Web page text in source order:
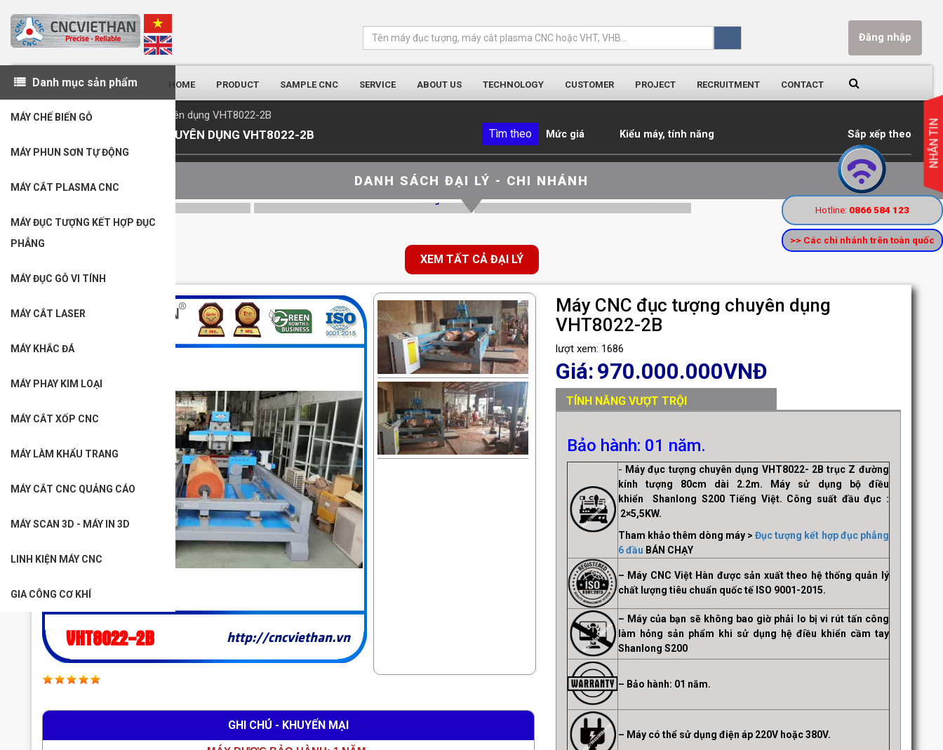
main
content
Đăng nhập
Danh mục sản phẩm
MÁY CHẾ BIẾN GỖ
MÁY PHUN SƠN TỰ ĐỘNG
MÁY CẮT PLASMA CNC
MÁY ĐỤC TƯỢNG KẾT HỢP ĐỤC
PHẲNG
MÁY ĐỤC GỖ VI TÍNH
MÁY CẮT LASER
MÁY KHẮC ĐÁ
MÁY PHAY KIM LOẠI
MÁY CẮT XỐP CNC
MÁY LÀM KHẨU TRANG
MÁY CẮT CNC QUẢNG CÁO
MÁY SCAN 3D - MÁY IN 3D
LINH KIỆN MÁY CNC
GIA CÔNG CƠ KHÍ
HOME PRODUCT SAMPLE CNC SERVICE ABOUT US TECHNOLOGY CUSTOMER PROJECT RECRUITMENT CONTACT
Hotline: 0866 584 123
>> Các chi nhánh trên toàn quốc
NHẮN TIN
Máy CNC đục tượng chuyên dụng VHT8022-2B
MÁY CNC ĐỤC TƯỢNG CHUYÊN DỤNG VHT8022-2B Tìm theo Mức giá Kiểu máy, tính năng Sắp xếp theo
DANH SÁCH ĐẠI LÝ - CHI NHÁNH
ĐT: Hotline: 0866 584 123
ĐẠI LÝ KON TUM
Đ/c: Thửa 6 /Lô 8, Làng nghề H’nor, Phường Lê Lợi,
TP Kon Tum
ĐT: Hotline: 0931 646 898 - Mr Phương
ĐẠI LÝ PHÚ YÊN
Đ/c: Thôn Thân Bình Đông, Xã Sơn Thành Đông, Tây
Hòa, tỉnh Phú Yên
ĐT: Hotline: 0912056898 - Mrs Như
XEM TẤT CẢ ĐẠI LÝ
http://cncviethan.vn
VHT8022-2B
GHI CHÚ - KHUYẾN MẠI
Máy CNC đục tượng chuyên dụng
VHT8022-2B
lượt xem: 1686
Giá:970.000.000VNĐ
TÍNH NĂNG VƯỢT TRỘI
Bảo hành: 01 năm.
- Máy đục tượng chuyên dụng VHT8022- 2B trục Z đường
kính tượng 80cm dài 2.2m.
Máy sử dụng bộ điều
khiển
Shanlong S200 Tiếng Việt. Công suất đầu đục :
2×5,5KW.
Tham khảo thêm dòng máy >Đục tượng kết hợp đục phẳng
6 đầu BÁN CHẠY
– Máy CNC Việt Hàn được sản xuất theo hệ thống quản lý
chất lượng tiêu chuẩn quốc tế ISO 9001-2015.
– Máy của bạn sẽ không bao giờ phải lo bị vi rút tấn công
làm hỏng sản phẩm khi sử dụng hệ điều khiển cầm tay
Shanlong S200
– Bảo hành: 01 năm.
– Máy có thể sử dụng điện áp 220V hoặc 380V.
Máy đục tượng gỗ, đá dạng đứng "siêu khủng"
Máy CNC đục tượng chuyên dụng VHT8022-2
870.000.000VNĐ